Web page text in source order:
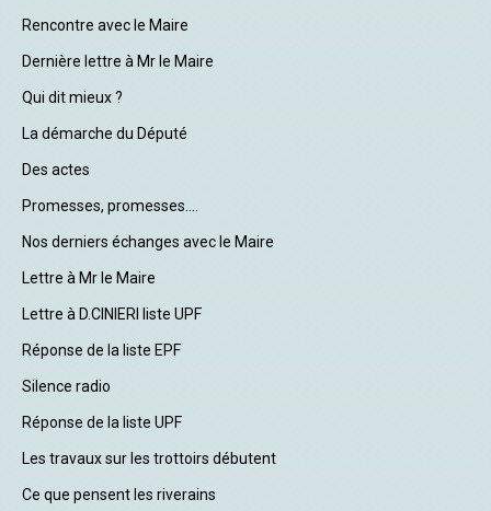
Rencontre avec le Maire
Dernière lettre à Mr le Maire
Qui dit mieux ?
La démarche du Député
Des actes
Promesses, promesses....
Nos derniers échanges avec le Maire
Lettre à Mr le Maire
Lettre à D.CINIERI liste UPF
Réponse de la liste EPF
Silence radio
Réponse de la liste UPF
Les travaux sur les trottoirs débutent
Ce que pensent les riverains